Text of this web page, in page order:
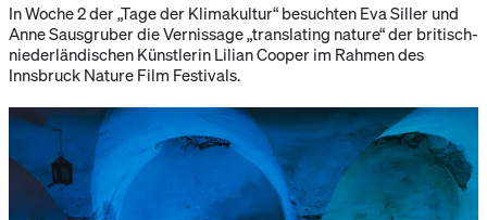
In Woche 2 der „Tage der Klimakultur“ besuchten Eva Siller und
Anne Sausgruber die Vernissage „translating nature“ der britisch-
niederländischen Künstlerin Lilian Cooper im Rahmen des
Innsbruck Nature Film Festivals.